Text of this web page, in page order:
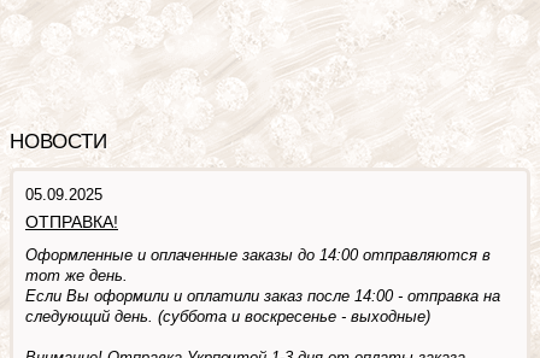
НОВОСТИ
05.09.2025
ОТПРАВКА!
Оформленные и оплаченные заказы до 14:00 отправляются в
тот же день.
Если Вы оформили и оплатили заказ после 14:00 - отправка на
следующий день. (суббота и воскресенье - выходные)